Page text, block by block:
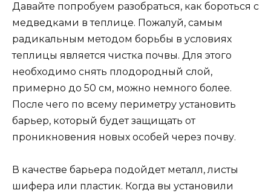
Давайте попробуем разобраться, как бороться с
медведками в теплице. Пожалуй, самым
радикальным методом борьбы в условиях
теплицы является чистка почвы. Для этого
необходимо снять плодородный слой,
примерно до 50 см, можно немного более.
После чего по всему периметру установить
барьер, который будет защищать от
проникновения новых особей через почву.
В качестве барьера подойдет металл, листы
шифера или пластик. Когда вы установили